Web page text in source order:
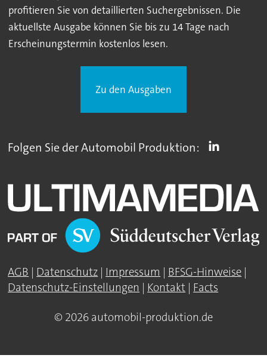
profitieren Sie von detaillierten Suchergebnissen. Die
aktuellste Ausgabe können Sie bis zu 14 Tage nach
Erscheinungstermin kostenlos lesen.
Zu den Ausgaben
Folgen Sie der Automobil Produktion:
AGB | Datenschutz | Impressum | BFSG-Hinweise |
Datenschutz-Einstellungen | Kontakt | Facts
© 2026 automobil-produktion.de